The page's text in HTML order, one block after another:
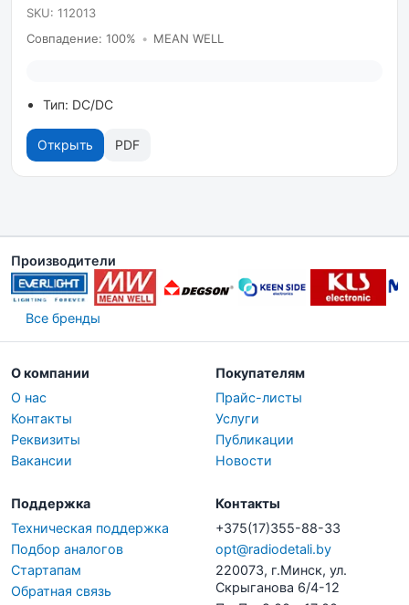
SKU: 112013
Совпадение: 100% • MEAN WELL
Тип: DC/DC
Открыть PDF
Производители
Все бренды
О компании
О нас
Контакты
Реквизиты
Вакансии
Покупателям
Прайс-листы
Услуги
Публикации
Новости
Поддержка
Техническая поддержка
Подбор аналогов
Стартапам
Обратная связь
Контакты
+375(17)355-88-33
opt@radiodetali.by
220073, г.Минск, ул.
Скрыганова 6/4-12